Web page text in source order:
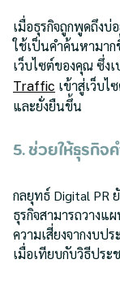
เมื่อธุรกิจถูกพูดถึง
ใช้เป็นคำค้นหามาก
เว็บไซต์ของคุณ ซึ่ง
Traffic เข้าสู่เว็บไ
และยั่งยืนขึ้น
5. ช่วยให้ธุรกิ
กลยุทธ์ Digital PR
ธุรกิจสามารถวางแ
ความเสี่ยงจากงบป
เมื่อเทียบกับวิธีปร